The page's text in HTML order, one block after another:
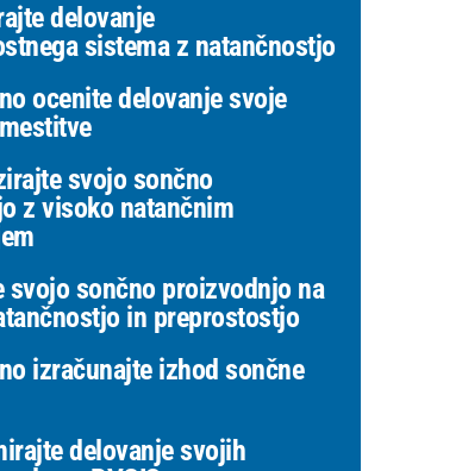
delovanje
sistema z natančnostjo
ocenite delovanje svoje
svojo sončno
z visoko natančnim
svojo sončno proizvodnjo na
in preprostostjo
izračunajte izhod sončne
delovanje svojih